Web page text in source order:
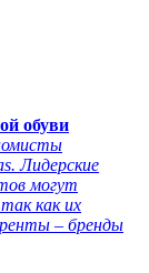
обуви
Лидерские
могут
как их
– бренды